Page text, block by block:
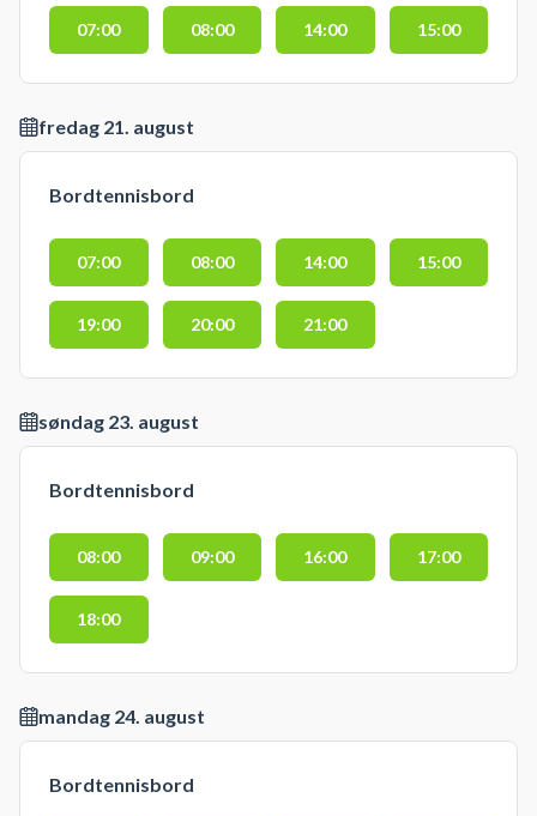
07:00 08:00 14:00 15:00
fredag 21. august
Bordtennisbord
07:00 08:00 14:00 15:00
19:00 20:00 21:00
søndag 23. august
Bordtennisbord
08:00 09:00 16:00 17:00
18:00
mandag 24. august
Bordtennisbord